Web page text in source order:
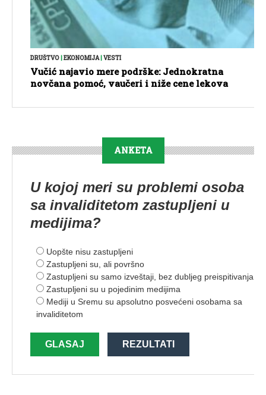
DRUŠTVO|EKONOMIJA|VESTI
Vučić najavio mere podrške: Jednokratna
novčana pomoć, vaučeri i niže cene lekova
ANKETA
U kojoj meri su problemi osoba
sa invaliditetom zastupljeni u
medijima?
Uopšte nisu zastupljeni
Zastupljeni su, ali površno
Zastupljeni su samo izveštaji, bez dubljeg preispitivanja
Zastupljeni su u pojedinim medijima
Mediji u Sremu su apsolutno posvećeni osobama sa
invaliditetom
GLASAJ REZULTATI